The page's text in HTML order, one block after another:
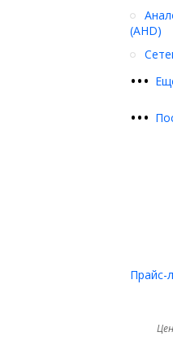
•••
(AHD)
•••
Прайс-